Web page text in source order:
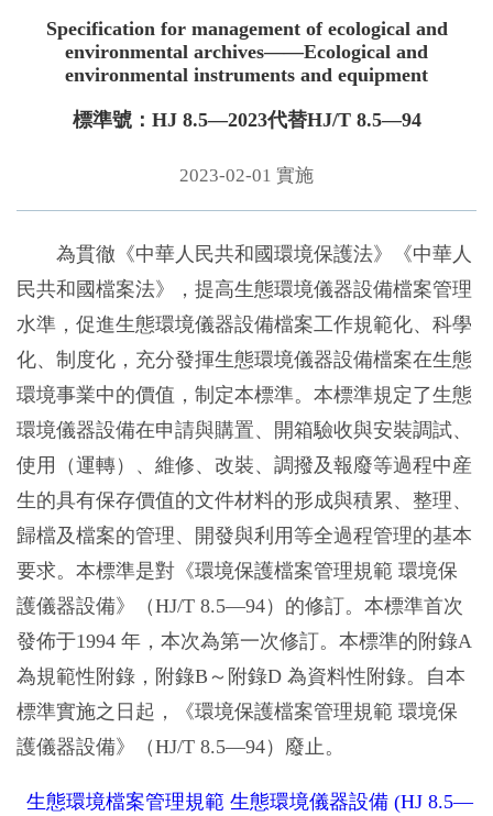
Specification for management of ecological and
environmental archives——Ecological and
environmental instruments and equipment
標準號：HJ 8.5—2023代替HJ/T 8.5—94
2023-02-01 實施
為貫徹《中華人民共和國環境保護法》《中華人
民共和國檔案法》，提高生態環境儀器設備檔案管理
水準，促進生態環境儀器設備檔案工作規範化、科學
化、制度化，充分發揮生態環境儀器設備檔案在生態
環境事業中的價值，制定本標準。本標準規定了生態
環境儀器設備在申請與購置、開箱驗收與安裝調試、
使用（運轉）、維修、改裝、調撥及報廢等過程中産
生的具有保存價值的文件材料的形成與積累、整理、
歸檔及檔案的管理、開發與利用等全過程管理的基本
要求。本標準是對《環境保護檔案管理規範 環境保
護儀器設備》（HJ/T 8.5—94）的修訂。本標準首次
發佈于1994 年，本次為第一次修訂。本標準的附錄A
為規範性附錄，附錄B～附錄D 為資料性附錄。自本
標準實施之日起，《環境保護檔案管理規範 環境保
護儀器設備》（HJ/T 8.5—94）廢止。
生態環境檔案管理規範 生態環境儀器設備 (HJ 8.5—